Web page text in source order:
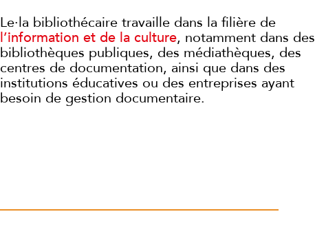
Le·la bibliothécaire travaille dans la filière de
l’information et de la culture, notamment dans des
bibliothèques publiques, des médiathèques, des
centres de documentation, ainsi que dans des
institutions éducatives ou des entreprises ayant
besoin de gestion documentaire.